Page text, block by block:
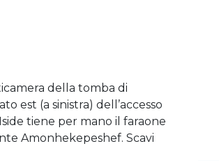
della tomba di
est (a sinistra) dell’accesso
tiene per mano il faraone
Amonhekepeshef. Scavi